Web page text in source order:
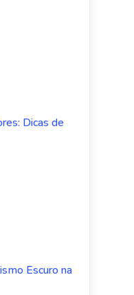
Dicas de
Escuro na